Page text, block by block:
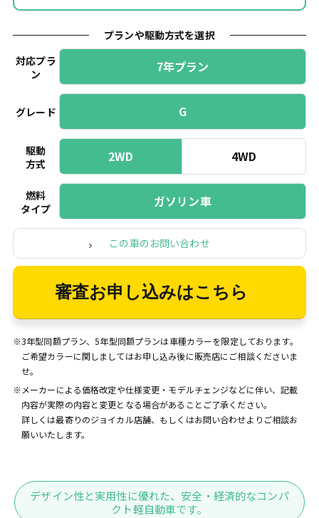
プランや駆動方式を選択
対応プラ
ン
7年プラン
グレード G
駆動
方式
2WD 4WD
燃料
タイプ
ガソリン車
この車のお問い合わせ
審査お申し込みはこちら
※3年型同額プラン、5年型同額プランは車種カラーを限定しております。
ご希望カラーに関しましてはお申し込み後に販売店にご相談くださいま
せ。
※メーカーによる価格改定や仕様変更・モデルチェンジなどに伴い、記載
内容が実際の内容と変更となる場合があることご了承ください。
詳しくは最寄りのジョイカル店舗、もしくはお問い合わせよりご相談お
願いいたします。
デザイン性と実用性に優れた、安全・経済的なコンパ
クト軽自動車です。